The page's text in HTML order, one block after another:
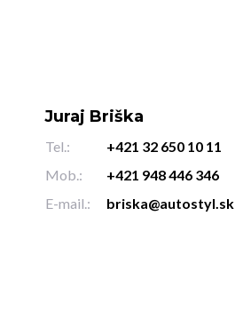
Juraj Briška
Tel.:
+421 32 650 10 11
Mob.:
+421 948 446 346
E-mail.:
briska@autostyl.sk